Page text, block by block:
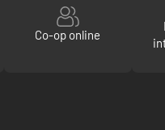
Co-op online